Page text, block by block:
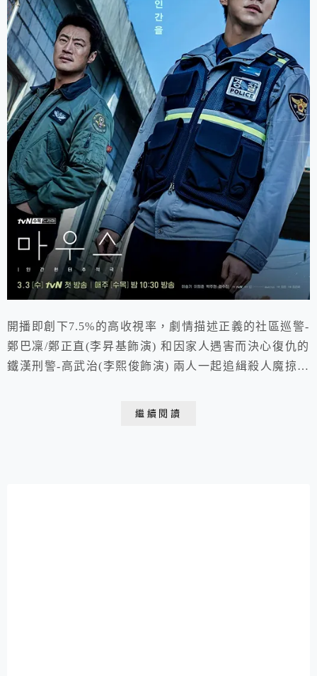
開播即創下7.5%的高收視率，劇情描述正義的社區巡警-
鄭巴凜/鄭正直(李昇基飾演) 和因家人遇害而決心復仇的
鐵漢刑警-高武治(李熙俊飾演) 兩人一起追緝殺人魔掠食
繼續閱讀